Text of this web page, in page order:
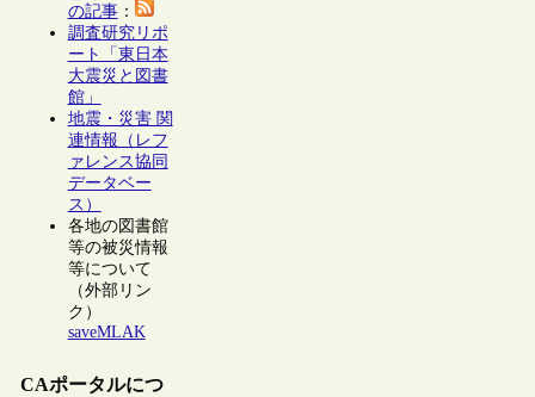
の記事：
調査研究リポ
ート「東日本
大震災と図書
館」
地震・災害 関
連情報（レフ
ァレンス協同
データベー
ス）
各地の図書館
等の被災情報
等について
（外部リン
ク）
saveMLAK
CAポータルにつ